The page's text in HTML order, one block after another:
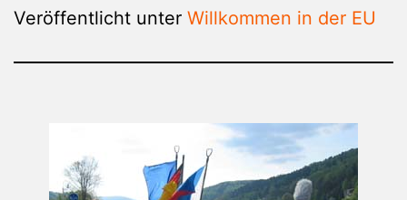
Veröffentlicht unter Willkommen in der EU